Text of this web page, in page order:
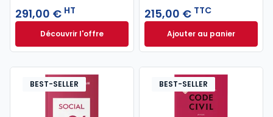
291,00 € HT
Découvrir l'offreGenIA-L Entreprise à partir de 291,00 € HT
215,00 € TTC
Ajouter au panier
Mémento Fiscal
BEST-SELLER BEST-SELLER